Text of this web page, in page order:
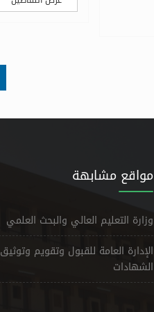
مواقع مشابهة
وزارة التعليم العالي والبحث العلمي
الإدارة العامة للقبول وتقويم وتوثيق
الشهادات